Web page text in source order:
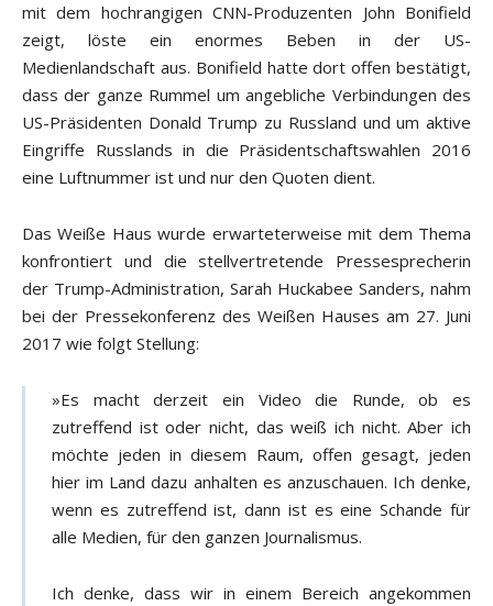
mit dem hochrangigen CNN-Produzenten John Bonifield
zeigt, löste ein enormes Beben in der US-
Medienlandschaft aus. Bonifield hatte dort offen bestätigt,
dass der ganze Rummel um angebliche Verbindungen des
US-Präsidenten Donald Trump zu Russland und um aktive
Eingriffe Russlands in die Präsidentschaftswahlen 2016
eine Luftnummer ist und nur den Quoten dient.
Das Weiße Haus wurde erwarteterweise mit dem Thema
konfrontiert und die stellvertretende Pressesprecherin
der Trump-Administration, Sarah Huckabee Sanders, nahm
bei der Pressekonferenz des Weißen Hauses am 27. Juni
2017 wie folgt Stellung:
»Es macht derzeit ein Video die Runde, ob es
zutreffend ist oder nicht, das weiß ich nicht. Aber ich
möchte jeden in diesem Raum, offen gesagt, jeden
hier im Land dazu anhalten es anzuschauen. Ich denke,
wenn es zutreffend ist, dann ist es eine Schande für
alle Medien, für den ganzen Journalismus.
Ich denke, dass wir in einem Bereich angekommen